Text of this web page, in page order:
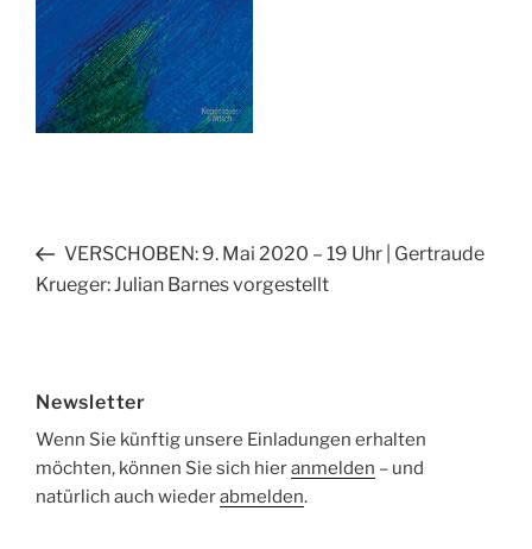
Beitragsnavigation
Vorheriger
Beitrag
VERSCHOBEN: 9. Mai 2020 – 19 Uhr | Gertraude
Krueger: Julian Barnes vorgestellt
Newsletter
Wenn Sie künftig unsere Einladungen erhalten
möchten, können Sie sich hieranmelden – und
natürlich auch wiederabmelden.